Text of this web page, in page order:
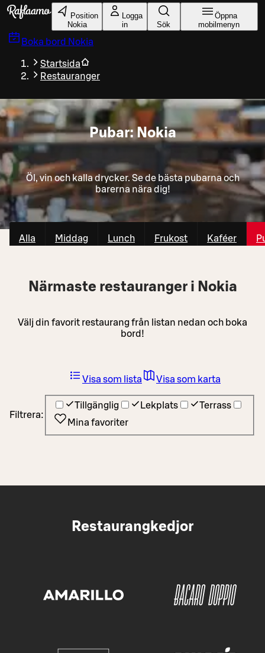
Gå till huvudinnehållet
Position
Nokia
Logga
in
Sök
Öppna
mobilmenyn
Boka bord Nokia
Startsida
Restauranger
Pubar: Nokia
Öl, vin och kalla drycker. Se de bästa pubarna och
barerna nära dig!
Alla Middag Lunch Frukost Kaféer
Närmaste restauranger i Nokia
Välj din favorit restaurang från listan nedan och boka
bord!
Filtrera:
Tillgänglig Lekplats
Terrass
Mina favoriter
Visa som lista Visa som karta
Restaurangkedjor